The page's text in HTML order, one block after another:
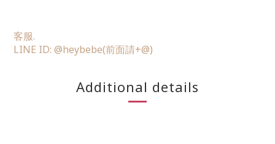
客服.
LINE ID: @heybebe(前面請+@)
Additional details